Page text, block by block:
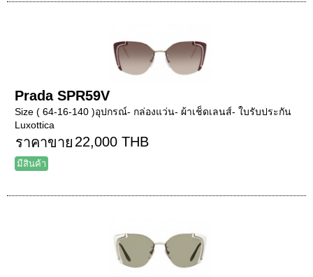
Prada SPR59V
Size ( 64-16-140 )อุปกรณ์- กล่องแว่น- ผ้าเช็ดเลนส์- ใบรับประกัน
Luxottica
ราคาขาย 22,000 THB
มีสินค้า